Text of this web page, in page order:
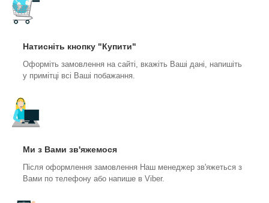
Натисніть кнопку "Купити"
Оформіть замовлення на сайті, вкажіть Ваші дані, напишіть
у примітці всі Ваші побажання.
Ми з Вами зв'яжемося
Після оформлення замовлення Наш менеджер зв'яжеться з
Вами по телефону або напише в Viber.